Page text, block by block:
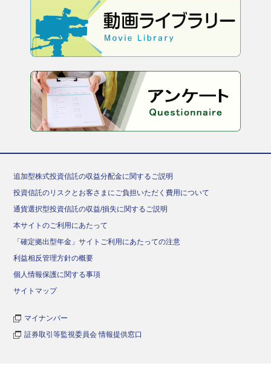
追加型株式投資信託の収益分配金に関するご説明
投資信託のリスクとお客さまにご負担いただく費用について
通貨選択型投資信託の収益/損失に関するご説明
本サイトのご利用にあたって
「確定拠出型年金」サイトご利用にあたっての注意
利益相反管理方針の概要
個人情報保護に関する事項
サイトマップ
マイナンバー
証券取引等監視委員会 情報提供窓口